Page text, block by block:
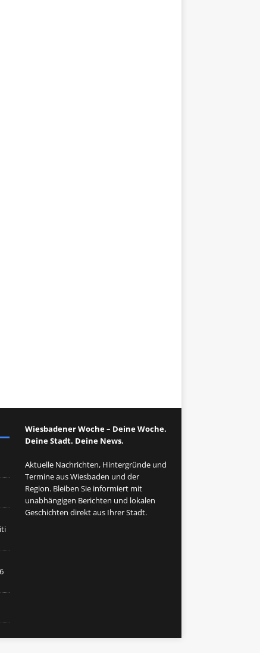
Wiesbadener Woche – Deine Woche.
Deine Stadt. Deine News.
Aktuelle Nachrichten, Hintergründe und
Termine aus Wiesbaden und der
Region. Bleiben Sie informiert mit
unabhängigen Berichten und lokalen
Geschichten direkt aus Ihrer Stadt.